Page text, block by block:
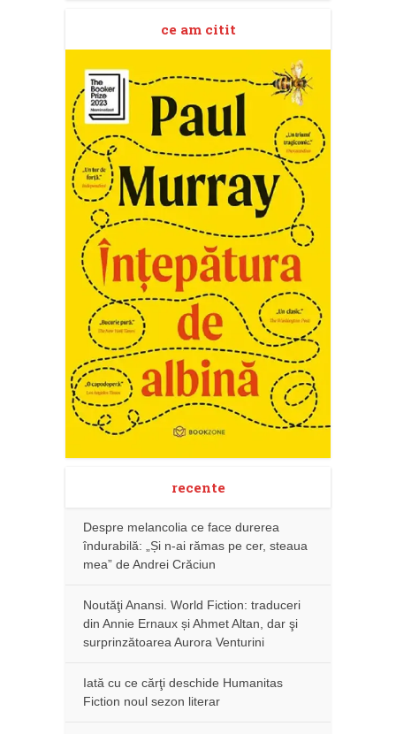
ce am citit
recente
Despre melancolia ce face durerea
îndurabilă: „Și n-ai rămas pe cer, steaua
mea” de Andrei Crăciun
Noutăţi Anansi. World Fiction: traduceri
din Annie Ernaux și Ahmet Altan, dar şi
surprinzătoarea Aurora Venturini
Iată cu ce cărţi deschide Humanitas
Fiction noul sezon literar